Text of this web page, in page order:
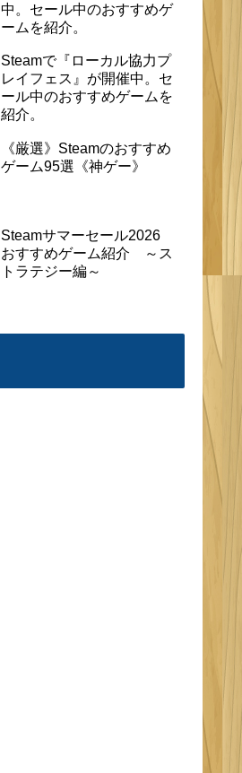
中。セール中のおすすめゲ
ームを紹介。
Steamで『ローカル協力プ
レイフェス』が開催中。セ
ール中のおすすめゲームを
紹介。
《厳選》Steamのおすすめ
ゲーム95選《神ゲー》
Steamサマーセール2026
おすすめゲーム紹介 ～ス
トラテジー編～